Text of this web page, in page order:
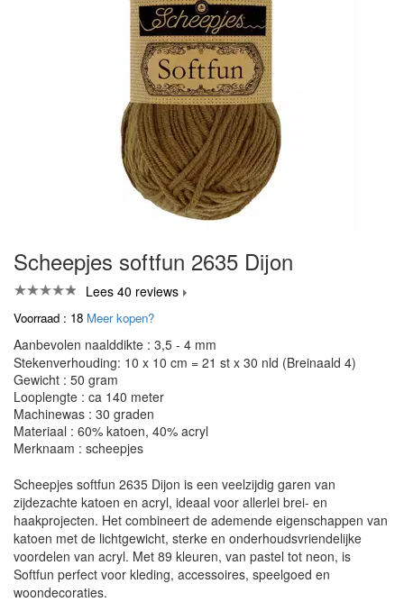
Scheepjes softfun 2635 Dijon
Lees 40 reviews
Voorraad : 18 Meer kopen?
Aanbevolen naalddikte : 3,5 - 4 mm
Stekenverhouding: 10 x 10 cm = 21 st x 30 nld (Breinaald 4)
Gewicht : 50 gram
Looplengte : ca 140 meter
Machinewas : 30 graden
Materiaal : 60% katoen, 40% acryl
Merknaam : scheepjes
Scheepjes softfun 2635 Dijon is een veelzijdig garen van
zijdezachte katoen en acryl, ideaal voor allerlei brei- en
haakprojecten. Het combineert de ademende eigenschappen van
katoen met de lichtgewicht, sterke en onderhoudsvriendelijke
voordelen van acryl. Met 89 kleuren, van pastel tot neon, is
Softfun perfect voor kleding, accessoires, speelgoed en
woondecoraties.